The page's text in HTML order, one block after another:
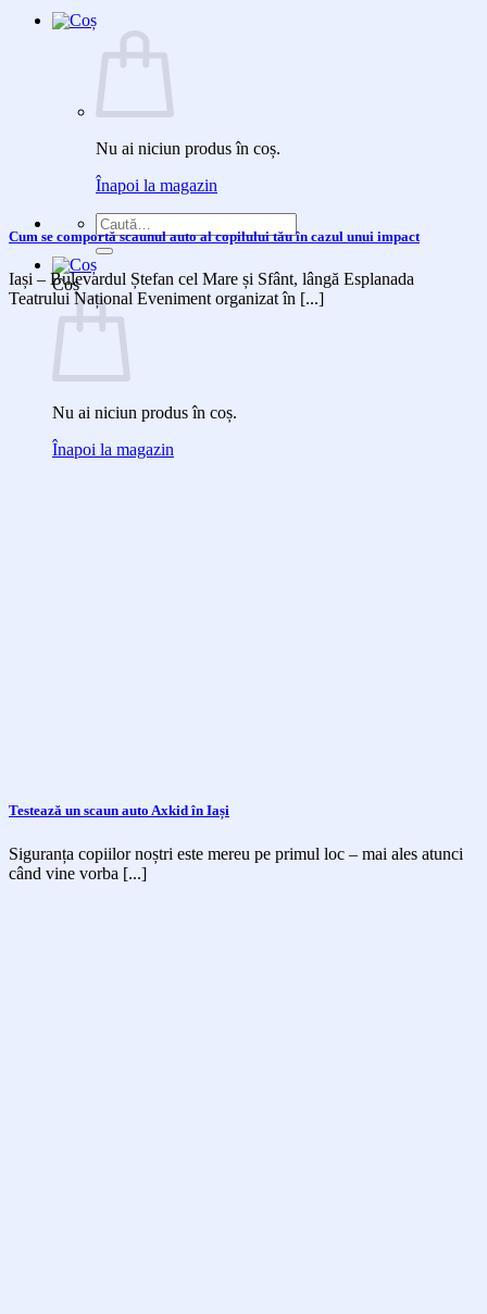
Nu ai niciun produs în coș.
Înapoi la magazin
Caută
după:
Coș
Nu ai niciun produs în coș.
Înapoi la magazin
Cum se comportă scaunul auto al copilului tău în cazul unui impact
Iași – Bulevardul Ștefan cel Mare și Sfânt, lângă Esplanada
Teatrului Național Eveniment organizat în [...]
Testează un scaun auto Axkid în Iași
Siguranța copiilor noștri este mereu pe primul loc – mai ales atunci
când vine vorba [...]